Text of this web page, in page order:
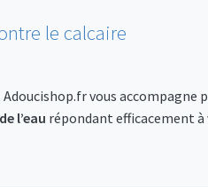
le calcaire
vous accompagne
l’eau répondant efficacement à